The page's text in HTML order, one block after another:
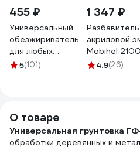
455 ₽
Универсальный
обезжириватель
для любых
поверхностей
5(101)
1 347 ₽
акриловой
Mobihel 2100
(банка; 500
4.9(26)
О товаре
Универсальная грунтовка
обработки деревянных и